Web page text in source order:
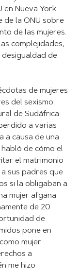
en Nueva York.
de la ONU sobre
de las mujeres.
complejidades,
desigualdad de
de mujeres
del sexismo.
de Sudáfrica
a varias
a causa de una
de cómo el
el matrimonio
a sus padres que
si la obligaban a
mujer afgana
de 20
de
pone en
mujer
a
me hizo